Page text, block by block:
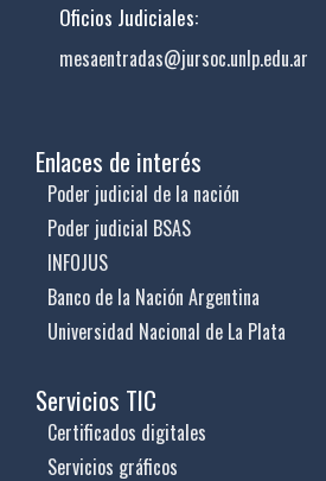
Oficios Judiciales:
mesaentradas@jursoc.unlp.edu.ar
Enlaces de interés
Poder judicial de la nación
Poder judicial BSAS
INFOJUS
Banco de la Nación Argentina
Universidad Nacional de La Plata
Servicios TIC
Certificados digitales
Servicios gráficos